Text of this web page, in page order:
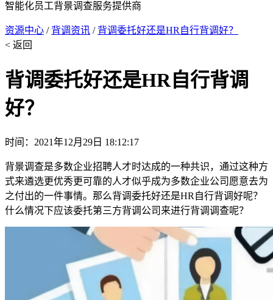
智能化员工背景调查服务提供商
资源中心 / 背调资讯 / 背调委托好还是HR自行背调好？
< 返回
背调委托好还是HR自行背调
好？
时间：2021年12月29日 18:12:17
背景调查是多数企业招聘人才时达成的一种共识，通过这种方
式来遴选更优秀更可靠的人才似乎成为多数企业公司愿意去为
之付出的一件事情。那么背调委托好还是HR自行背调好呢？
什么情况下应该委托第三方背调公司来进行背调调查呢？